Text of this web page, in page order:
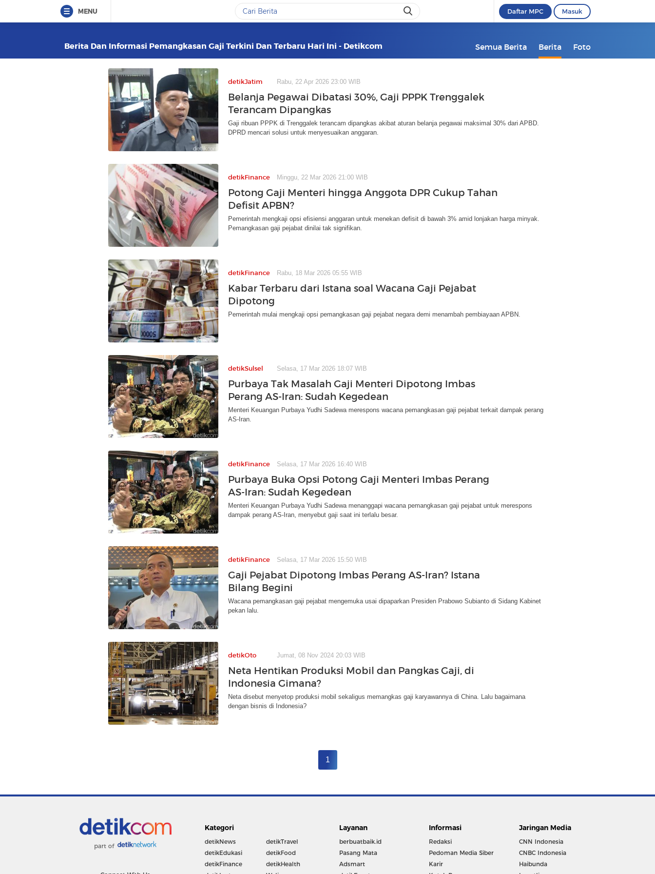
MENU Daftar MPC Masuk
Berita Dan Informasi Pemangkasan Gaji Terkini Dan Terbaru Hari Ini - Detikcom Semua Berita Berita Foto
detikJatim Rabu, 22 Apr 2026 23:00 WIB
Belanja Pegawai Dibatasi 30%, Gaji PPPK Trenggalek
Terancam Dipangkas
Gaji ribuan PPPK di Trenggalek terancam dipangkas akibat aturan belanja pegawai maksimal 30% dari APBD.
DPRD mencari solusi untuk menyesuaikan anggaran.
detikFinance Minggu, 22 Mar 2026 21:00 WIB
Potong Gaji Menteri hingga Anggota DPR Cukup Tahan
Defisit APBN?
Pemerintah mengkaji opsi efisiensi anggaran untuk menekan defisit di bawah 3% amid lonjakan harga minyak.
Pemangkasan gaji pejabat dinilai tak signifikan.
detikFinance Rabu, 18 Mar 2026 05:55 WIB
Kabar Terbaru dari Istana soal Wacana Gaji Pejabat
Dipotong
Pemerintah mulai mengkaji opsi pemangkasan gaji pejabat negara demi menambah pembiayaan APBN.
detikSulsel Selasa, 17 Mar 2026 18:07 WIB
Purbaya Tak Masalah Gaji Menteri Dipotong Imbas
Perang AS-Iran: Sudah Kegedean
Menteri Keuangan Purbaya Yudhi Sadewa merespons wacana pemangkasan gaji pejabat terkait dampak perang
AS-Iran.
detikFinance Selasa, 17 Mar 2026 16:40 WIB
Purbaya Buka Opsi Potong Gaji Menteri Imbas Perang
AS-Iran: Sudah Kegedean
Menteri Keuangan Purbaya Yudhi Sadewa menanggapi wacana pemangkasan gaji pejabat untuk merespons
dampak perang AS-Iran, menyebut gaji saat ini terlalu besar.
detikFinance Selasa, 17 Mar 2026 15:50 WIB
Gaji Pejabat Dipotong Imbas Perang AS-Iran? Istana
Bilang Begini
Wacana pemangkasan gaji pejabat mengemuka usai dipaparkan Presiden Prabowo Subianto di Sidang Kabinet
pekan lalu.
detikOto Jumat, 08 Nov 2024 20:03 WIB
Neta Hentikan Produksi Mobil dan Pangkas Gaji, di
Indonesia Gimana?
Neta disebut menyetop produksi mobil sekaligus memangkas gaji karyawannya di China. Lalu bagaimana
dengan bisnis di Indonesia?
1
part of
Kategori
detikNews
detikEdukasi
detikFinance
detikTravel
detikFood
detikHealth
Layanan
berbuatbaik.id
Pasang Mata
Adsmart
Informasi
Redaksi
Pedoman Media Siber
Karir
Jaringan Media
CNN Indonesia
CNBC Indonesia
Haibunda